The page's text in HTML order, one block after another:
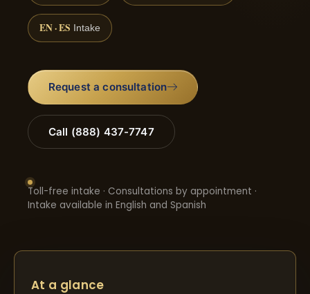
EN · ES Intake
Request a consultation
Call (888) 437-7747
Toll-free intake · Consultations by appointment ·
Intake available in English and Spanish
At a glance